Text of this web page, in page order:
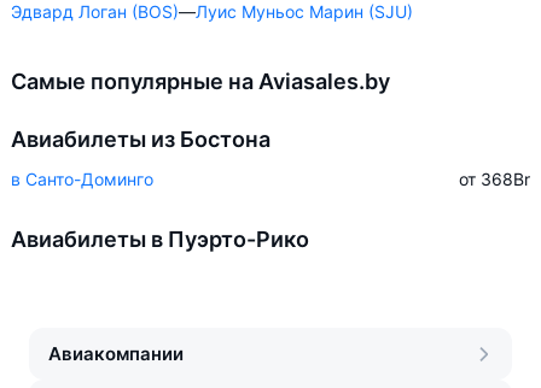
Эдвард Логан (BOS)—Луис Муньос Марин (SJU)
Самые популярные на Aviasales.by
Авиабилеты из Бостона
в Санто-Доминго от 368Br
Авиабилеты в Пуэрто-Рико
Авиакомпании